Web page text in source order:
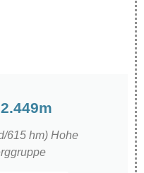
615 hm) Hohe